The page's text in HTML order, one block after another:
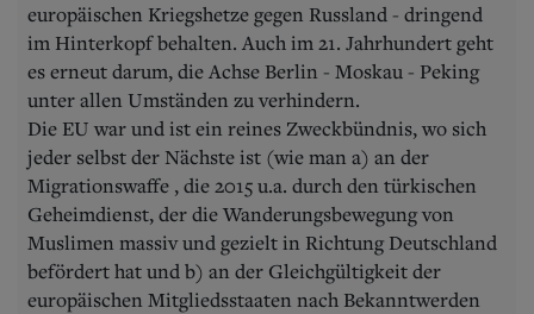
europäischen Kriegshetze gegen Russland - dringend
im Hinterkopf behalten. Auch im 21. Jahrhundert geht
es erneut darum, die Achse Berlin - Moskau - Peking
unter allen Umständen zu verhindern.
Die EU war und ist ein reines Zweckbündnis, wo sich
jeder selbst der Nächste ist (wie man a) an der
Migrationswaffe , die 2015 u.a. durch den türkischen
Geheimdienst, der die Wanderungsbewegung von
Muslimen massiv und gezielt in Richtung Deutschland
befördert hat und b) an der Gleichgültigkeit der
europäischen Mitgliedsstaaten nach Bekanntwerden